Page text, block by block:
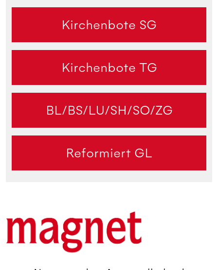
Kirchenbote SG
Kirchenbote TG
BL/BS/LU/SH/SO/ZG
Reformiert GL